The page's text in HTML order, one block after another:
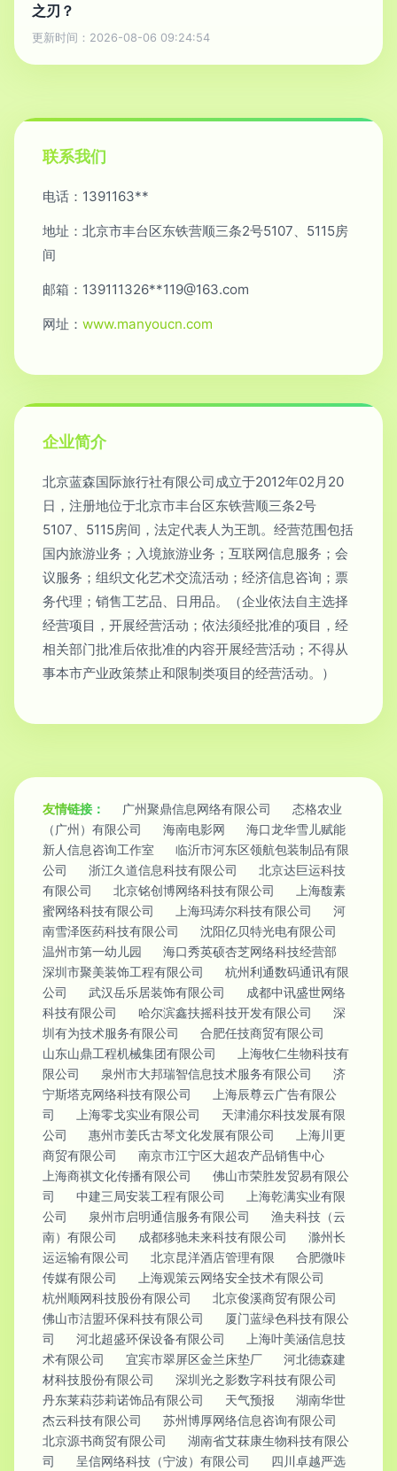
之刃？
更新时间：2026-08-06 09:24:54
联系我们
电话：1391163**
地址：北京市丰台区东铁营顺三条2号5107、5115房
间
邮箱：139111326**119@163.com
网址： www.manyoucn.com
企业简介
北京蓝森国际旅行社有限公司成立于2012年02月20
日，注册地位于北京市丰台区东铁营顺三条2号
5107、5115房间，法定代表人为王凯。经营范围包括
国内旅游业务；入境旅游业务；互联网信息服务；会
议服务；组织文化艺术交流活动；经济信息咨询；票
务代理；销售工艺品、日用品。（企业依法自主选择
经营项目，开展经营活动；依法须经批准的项目，经
相关部门批准后依批准的内容开展经营活动；不得从
事本市产业政策禁止和限制类项目的经营活动。）
友情链接： 广州聚鼎信息网络有限公司
态格农业
（广州）有限公司
海南电影网
海口龙华雪儿赋能
新人信息咨询工作室
临沂市河东区领航包装制品有限
公司
浙江久道信息科技有限公司
北京达巨运科技
有限公司
北京铭创博网络科技有限公司
上海馥素
蜜网络科技有限公司
上海玛涛尔科技有限公司
河
南雪泽医药科技有限公司
沈阳亿贝特光电有限公司
温州市第一幼儿园
海口秀英硕杏芝网络科技经营部
深圳市聚美装饰工程有限公司
杭州利通数码通讯有限
公司
武汉岳乐居装饰有限公司
成都中讯盛世网络
科技有限公司
哈尔滨鑫扶摇科技开发有限公司
深
圳有为技术服务有限公司
合肥任技商贸有限公司
山东山鼎工程机械集团有限公司
上海牧仁生物科技有
限公司
泉州市大邦瑞智信息技术服务有限公司
济
宁斯塔克网络科技有限公司
上海辰尊云广告有限公
司
上海零戈实业有限公司
天津浦尔科技发展有限
公司
惠州市姜氏古琴文化发展有限公司
上海川更
商贸有限公司
南京市江宁区大超农产品销售中心
上海商祺文化传播有限公司
佛山市荣胜发贸易有限公
司
中建三局安装工程有限公司
上海乾满实业有限
公司
泉州市启明通信服务有限公司
渔夫科技（云
南）有限公司
成都移驰未来科技有限公司
滁州长
运运输有限公司
北京昆洋酒店管理有限
合肥微咔
传媒有限公司
上海观策云网络安全技术有限公司
杭州顺网科技股份有限公司
北京俊溪商贸有限公司
佛山市洁盟环保科技有限公司
厦门蓝绿色科技有限公
司
河北超盛环保设备有限公司
上海叶美涵信息技
术有限公司
宜宾市翠屏区金兰床垫厂
河北德森建
材科技股份有限公司
深圳光之影数字科技有限公司
丹东莱萪莎莉诺饰品有限公司
天气预报
湖南华世
杰云科技有限公司
苏州博厚网络信息咨询有限公司
北京源书商贸有限公司
湖南省艾菻康生物科技有限公
司
呈信网络科技（宁波）有限公司 四川卓越严选